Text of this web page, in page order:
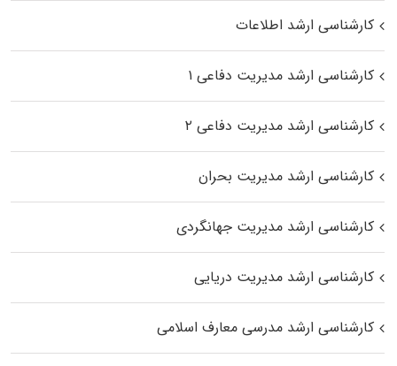
کارشناسی ارشد اطلاعات
کارشناسی ارشد مدیریت دفاعی ۱
کارشناسی ارشد مدیریت دفاعی ۲
کارشناسی ارشد مدیریت بحران
کارشناسی ارشد مدیریت جهانگردی
کارشناسی ارشد مدیریت دریایی
کارشناسی ارشد مدرسی معارف اسلامی